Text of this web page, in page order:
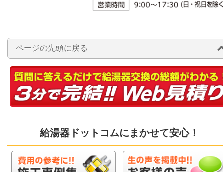
ページの先頭に戻る
給湯器ドットコムにまかせて安心！